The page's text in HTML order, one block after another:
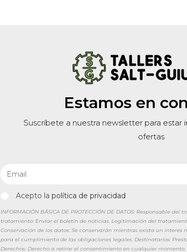
Estamos en
Suscríbete a nuestra newsletter para estar
ofertas
Acepto la política de privacidad
INFORMACIÓN BÁSICA DE PROTECCIÓN DE DATOS: Responsable
tratamiento: Enviar el boletín de noticias. Legitimación del
Conservación de los datos: Se conservarán mientras exista un
para el cumplimiento de las obligaciones legales. Destinatarios:
Derechos: Derecho a retirar el consentimiento en cualquier momento.